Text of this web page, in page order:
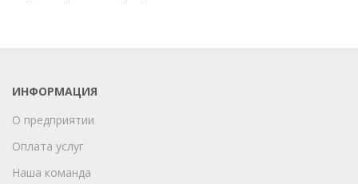
ИНФОРМАЦИЯ
О предприятии
Оплата услуг
Наша команда